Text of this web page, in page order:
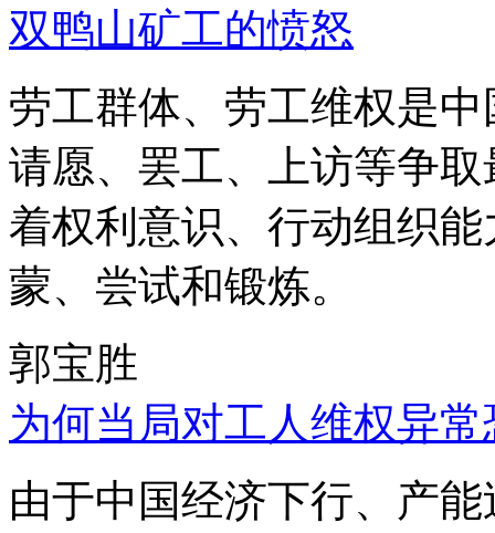
双鸭山矿工的愤怒
劳工群体、劳工维权是
请愿、罢工、上访等争
着权利意识、行动组织
蒙、尝试和锻炼。
郭宝胜
为何当局对工人维权异
由于中国经济下行、产